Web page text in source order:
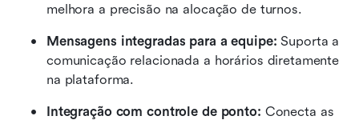
melhora a precisão na alocação de turnos.
Mensagens integradas para a equipe: Suporta a
comunicação relacionada a horários diretamente
na plataforma.
Integração com controle de ponto: Conecta as